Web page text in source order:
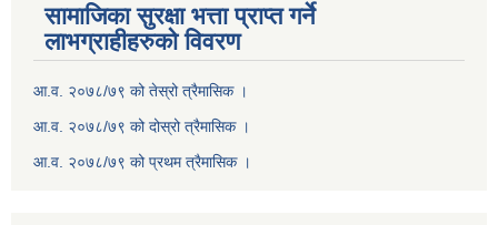
सामाजिका सुरक्षा भत्ता प्राप्त गर्ने
लाभग्राहीहरुको विवरण
आ.व. २०७८/७९ को तेस्रो त्रैमासिक ।
आ.व. २०७८/७९ को दोस्रो त्रैमासिक ।
आ.व. २०७८/७९ को प्रथम त्रैमासिक ।